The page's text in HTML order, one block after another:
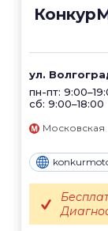
ул.
пн-пт:
сб: 9:00–18:00
Московская